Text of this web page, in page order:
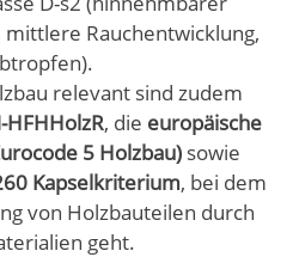
Rauchentwicklung,
relevant sind zudem
, die europäische
5 Holzbau) sowie
Kapselkriterium, bei dem
von Holzbauteilen durch
geht.